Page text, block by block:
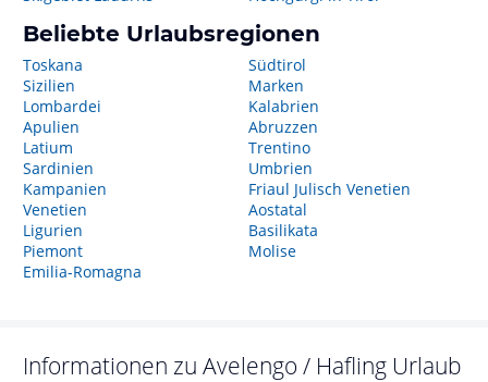
Beliebte Urlaubsregionen
Toskana
Sizilien
Lombardei
Apulien
Latium
Sardinien
Kampanien
Venetien
Ligurien
Piemont
Emilia-Romagna
Südtirol
Marken
Kalabrien
Abruzzen
Trentino
Umbrien
Friaul Julisch Venetien
Aostatal
Basilikata
Molise
Informationen zu Avelengo / Hafling Urlaub